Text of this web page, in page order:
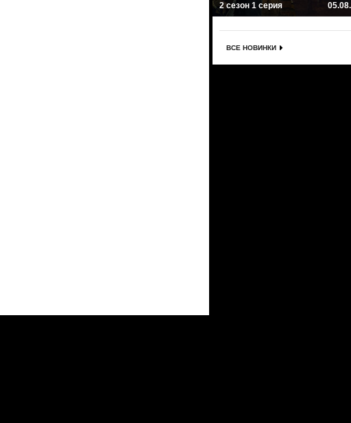
2 сезон 1 серия
ВСЕ НОВИНКИ